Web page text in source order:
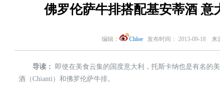
佛罗伦萨牛排搭配基安蒂酒 意
编辑： Chloe 发布时间： 2013-09-18 来
导读：
即使在美食云集的国度意大利，托斯卡纳也是有名的
酒（Chianti）和佛罗伦萨牛排。